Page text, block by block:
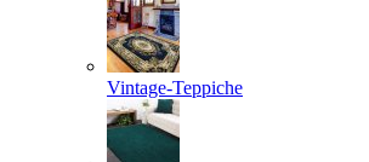
Vintage-Teppiche